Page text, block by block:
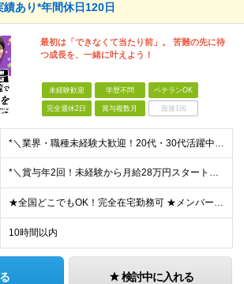
あり*年間休日120日
最初は「できなくて当たり前」。 苦難の先に待
つ成長を、一緒に叶えよう！
未経験歓迎 学歴不問 ベテランOK
完全週休2日 賞与複数月 面接1回
*＼業界・職種未経験大歓迎！20代・30代活躍中／* ◆学歴不問 ◆第二新卒OK ≪こんな人にはピッタリです♪≫ ・何かしらの営業経験をお持ちの方 ・自ら目標を立てて、セルフコントロールを楽しめる
*＼賞与年2回！未経験から月給28万円スタート／* ★昇給年12回あり！随時昇給のチャンス ◆月給28万～40万円＋賞与年2回＋各種インセンティブ ※経験・スキルを考慮の上、決定します ※試用期間
★全国どこでもOK！完全在宅勤務可 ★メンバーは北海道・新潟・茨城・東京・静岡・愛知・兵庫・福岡など、全国様々な地域にて活躍中です♪ 【本社】 東京都渋谷区恵比寿1-13-1鈴木ビル3F (変更の
10時間以内
検討中に入れる